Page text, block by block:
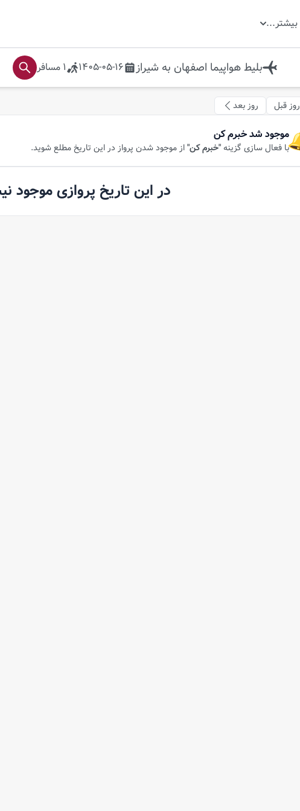
بیشتر...
بلیط هواپیما اصفهان به شیراز 1405-05-16
1 مسافر
روز قبل روز بعد
موجود شد خبرم کن
با فعال سازی گزینه"خبرم کن"از موجود شدن پرواز در این تاریخ مطلع شوید.
در این تاریخ پروازی موجود